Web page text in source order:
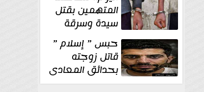
مراكز الإصلاح والتأهيل
المتهمين بقتل
سيدة وسرقة
ذهبها في بولاق
الدكرور حبس ” إسلام ”
قاتل زوجته
بحدائق المعادى
١٥ يوم أخرى